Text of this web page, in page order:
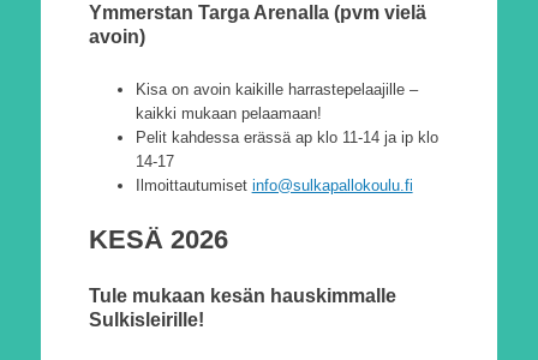
Ymmerstan Targa Arenalla (pvm vielä
avoin)
Kisa on avoin kaikille harrastepelaajille –
kaikki mukaan pelaamaan!
Pelit kahdessa erässä ap klo 11-14 ja ip klo
14-17
Ilmoittautumiset info@sulkapallokoulu.fi
KESÄ 2026
Tule mukaan kesän hauskimmalle
Sulkisleirille!